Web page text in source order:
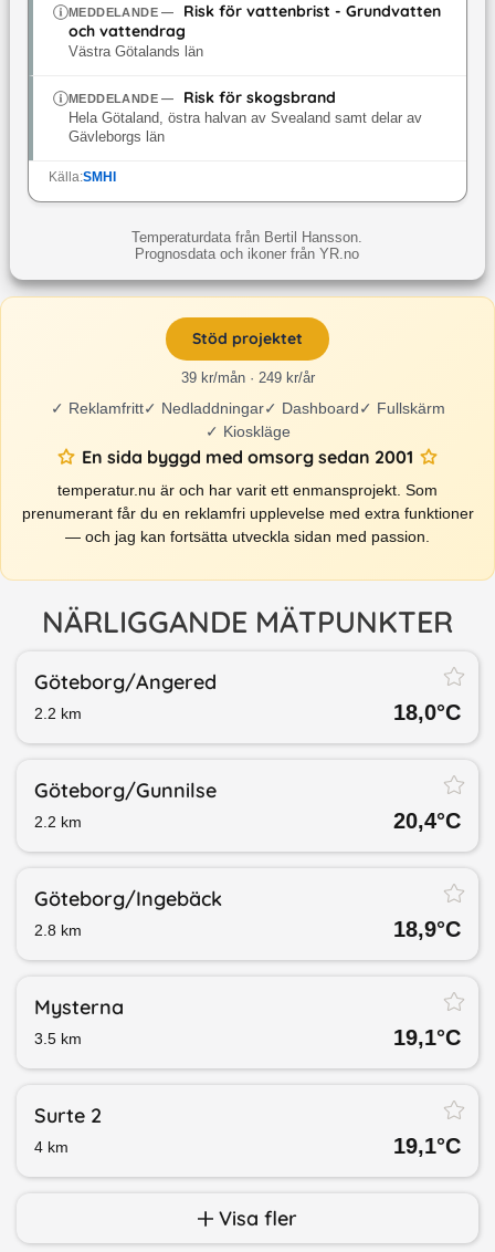
MEDDELANDE—
Risk för vattenbrist - Grundvatten
och vattendrag
Västra Götalands län
MEDDELANDE— Risk för skogsbrand
Hela Götaland, östra halvan av Svealand samt delar av
Gävleborgs län
Källa:SMHI
Temperaturdata från Bertil Hansson.
Prognosdata och ikoner från YR.no
Stöd projektet
39 kr/mån · 249 kr/år
✓ Reklamfritt✓ Nedladdningar✓ Dashboard✓ Fullskärm
✓ Kioskläge
En sida byggd med omsorg sedan 2001
temperatur.nu är och har varit ett enmansprojekt. Som
prenumerant får du en reklamfri upplevelse med extra funktioner
— och jag kan fortsätta utveckla sidan med passion.
NÄRLIGGANDE MÄTPUNKTER
Göteborg/​Angered
2.2 km 18,0°C
Göteborg/​Gunnilse
2.2 km 20,4°C
Göteborg/​Ingebäck
2.8 km 18,9°C
Mysterna
3.5 km 19,1°C
Surte 2
4 km 19,1°C
Visa fler